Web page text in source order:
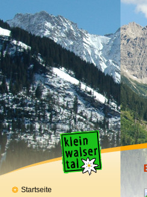
Startseite